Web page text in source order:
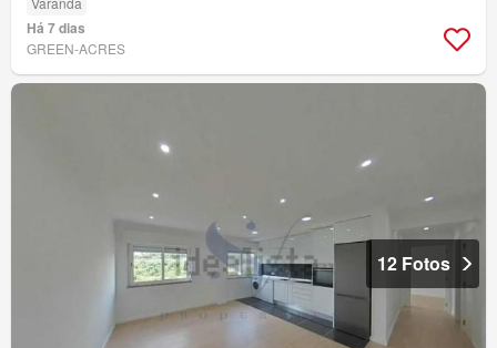
Há 7 dias
GREEN-ACRES
12 Fotos